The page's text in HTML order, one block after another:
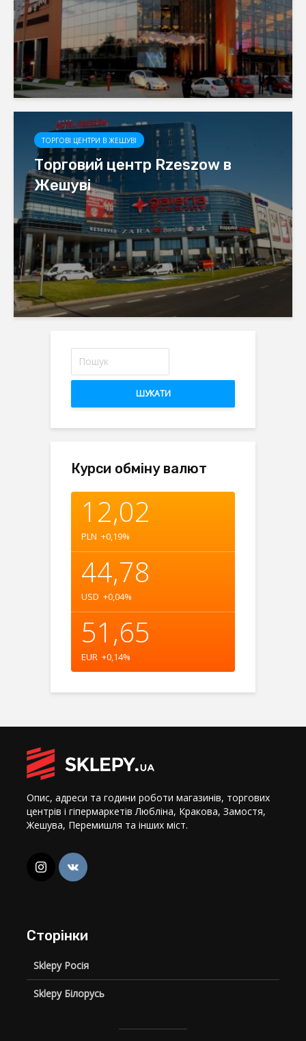
ТОРГОВІ ЦЕНТРИ В ЖЕШУВІ
Торговий центр Rzeszow в
Жешуві
ШУКАТИ
Курси обміну валют
12,02
PLN +0,19%
44,78
USD +0,04%
51,65
EUR +0,14%
Опис, адреси та години роботи магазинів, торгових
центрів і гіпермаркетів Любліна, Кракова, Замостя,
Жешува, Перемишля та інших міст.
Сторінки
Sklepy Росія
Sklepy Білорусь